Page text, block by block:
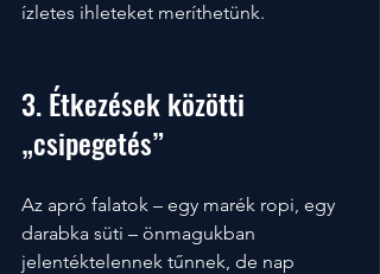
ízletes ihleteket meríthetünk.
3. Étkezések közötti
„csipegetés”
Az apró falatok – egy marék ropi, egy
darabka süti – önmagukban
jelentéktelennek tűnnek, de nap